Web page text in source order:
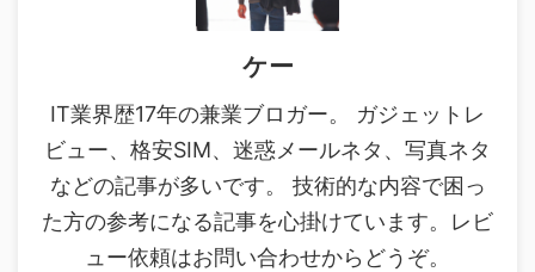
ケー
IT業界歴17年の兼業ブロガー。 ガジェットレ
ビュー、格安SIM、迷惑メールネタ、写真ネタ
などの記事が多いです。 技術的な内容で困っ
た方の参考になる記事を心掛けています。レビ
ュー依頼はお問い合わせからどうぞ。